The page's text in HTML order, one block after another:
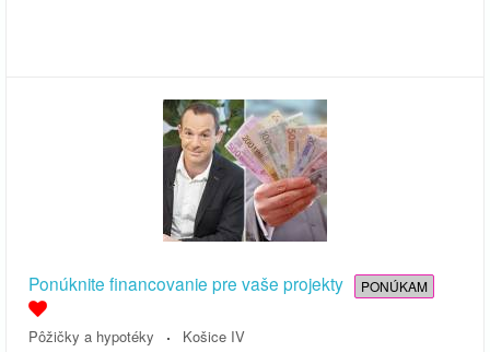
Ponúknite financovanie pre vaše projekty PONÚKAM
Pôžičky a hypotéky
Košice IV